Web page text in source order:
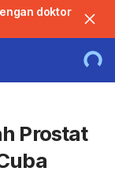
doktor
Prostat